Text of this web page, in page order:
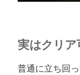
実はクリア
普通に立ち回